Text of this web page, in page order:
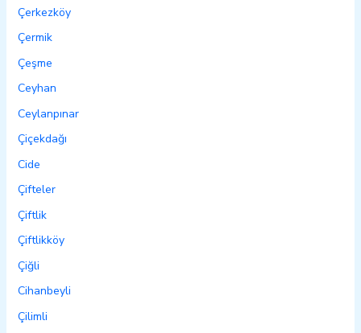
Çerkezköy
Çermik
Çeşme
Ceyhan
Ceylanpınar
Çiçekdağı
Cide
Çifteler
Çiftlik
Çiftlikköy
Çiğli
Cihanbeyli
Çilimli